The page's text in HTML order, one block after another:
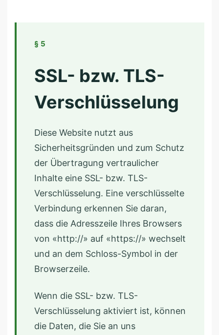
§ 5
SSL- bzw. TLS-
Verschlüsselung
Diese Website nutzt aus
Sicherheitsgründen und zum Schutz
der Übertragung vertraulicher
Inhalte eine SSL- bzw. TLS-
Verschlüsselung. Eine verschlüsselte
Verbindung erkennen Sie daran,
dass die Adresszeile Ihres Browsers
von «http://» auf «https://» wechselt
und an dem Schloss-Symbol in der
Browserzeile.
Wenn die SSL- bzw. TLS-
Verschlüsselung aktiviert ist, können
die Daten, die Sie an uns